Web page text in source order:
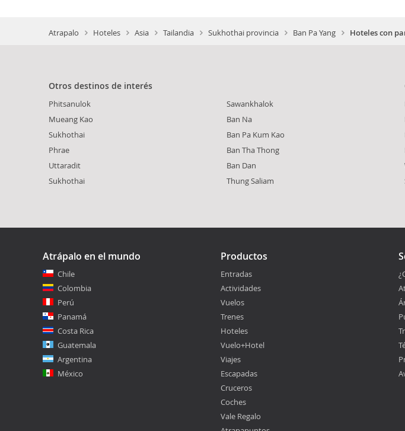
Atrapalo Hoteles Asia Tailandia Sukhothai provincia Ban Pa Yang Hoteles con
Otros destinos de interés
Phitsanulok
Mueang Kao
Sukhothai
Phrae
Uttaradit
Sukhothai
Sawankhalok
Ban Na
Ban Pa Kum Kao
Ban Tha Thong
Ban Dan
Thung Saliam
Atrápalo en el mundo
Chile
Colombia
Perú
Panamá
Costa Rica
Guatemala
Argentina
México
Productos
Entradas
Actividades
Vuelos
Trenes
Hoteles
Vuelo+Hotel
Viajes
Escapadas
Cruceros
Coches
Vale Regalo